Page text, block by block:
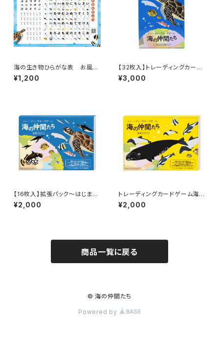
海の生き物ひらがな表 お風呂
ポスター-海の仲間たち Sea Cr
eatures Hiragana Chart —
¥1,200
【32枚入】トレーディングカード
ゲーム海の仲間たちー構築済デ
ッキ～はじまりの仲間たち～Tra
¥3,000
【16枚入】拡張パック～はじまり
の仲間たち～トレーディングカ
ードゲーム海の仲間たち /[16 C
kama-tachi" (Ocean Friend
¥2,000
トレーディングカードゲーム海の
仲間たち 第2弾～ゆうがな仲間
たち～拡張パック【16枚入】
¥2,000
商品一覧に戻る
© 海の仲間たち
Powered by